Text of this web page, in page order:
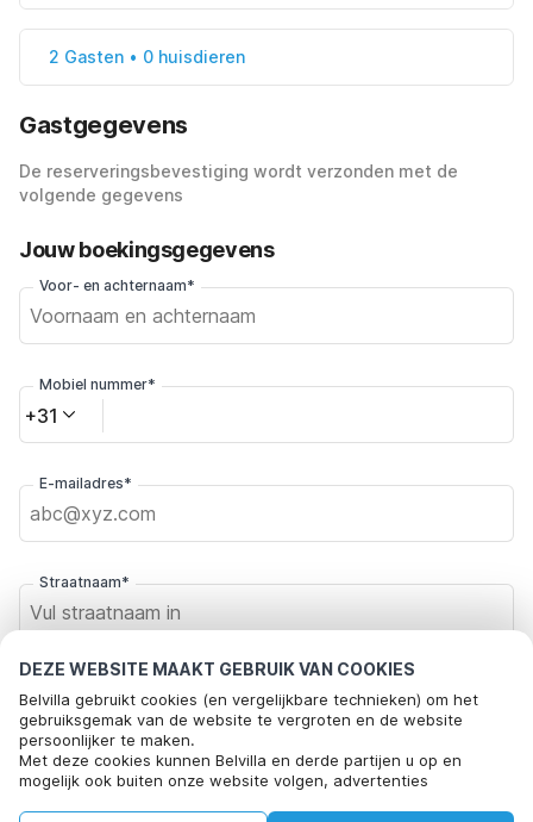
DEZE WEBSITE MAAKT GEBRUIK VAN COOKIES
Belvilla gebruikt cookies (en vergelijkbare technieken) om het
gebruiksgemak van de website te vergroten en de website
persoonlijker te maken.
Met deze cookies kunnen Belvilla en derde partijen u op en
mogelijk ook buiten onze website volgen, advertenties
2 Gasten • 0 huisdieren
Gastgegevens
De reserveringsbevestiging wordt verzonden met de
volgende gegevens
Jouw boekingsgegevens
Voor- en achternaam*
Mobiel nummer*
+31
E-mailadres*
Straatnaam*
Postcode*
Plaats*